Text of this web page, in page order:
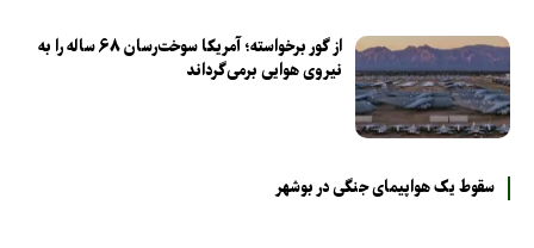
از گور برخواسته؛ آمریکا سوخت‌رسان ۶۸ ساله را به
نیروی هوایی برمی‌گرداند
سقوط یک هواپیمای جنگی در بوشهر